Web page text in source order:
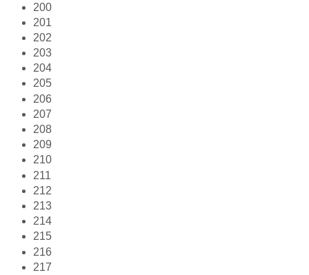
200
201
202
203
204
205
206
207
208
209
210
211
212
213
214
215
216
217